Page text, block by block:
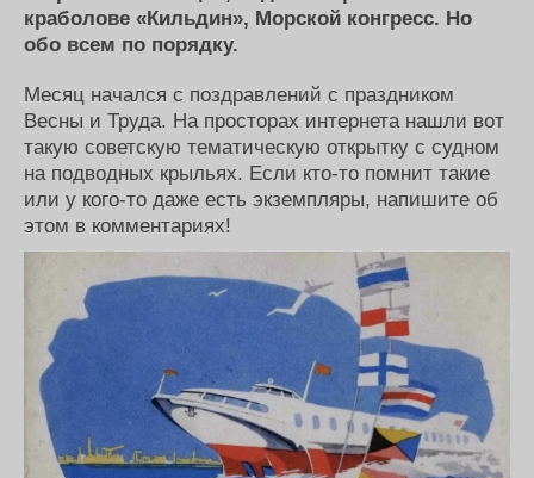
Новости
Компании
Работа
Крюинг
Журнал
Реклама
Продажа флота
Оборудование
Материалы
Услуги
Конференции
Выставки и семинары
Личности
Словарь
Галерея флота
Форум
Все службы
краболове «Кильдин», Морской конгресс. Но
обо всем по порядку.
Месяц начался с поздравлений с праздником
Весны и Труда. На просторах интернета нашли вот
такую советскую тематическую открытку с судном
на подводных крыльях. Если кто-то помнит такие
или у кого-то даже есть экземпляры, напишите об
этом в комментариях!